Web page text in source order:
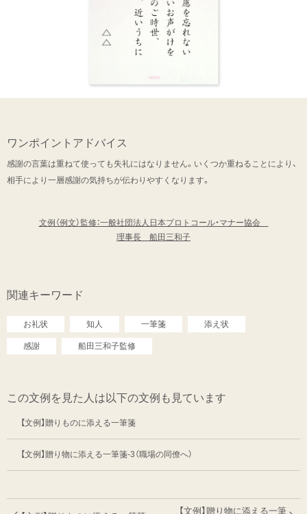
ワンポイントアドバイス
感謝の言葉は重ねて使っても失礼にはなりません。いくつか重ねることにより、
相手により一層感謝の気持ちが伝わりやすくなります。
文例（例文）監修：一般社団法人日本プロトコール・マナー協会
理事長 船田三和子
関連キーワード
お礼状 知人 一筆箋 添え状
感謝 船田三和子監修
この文例を見た人は以下の文例も見ています
【文例】贈りものに添える一筆箋
【文例】贈り物に添える一筆箋-3（職場の同僚へ）
【文例】贈り物に添える一筆